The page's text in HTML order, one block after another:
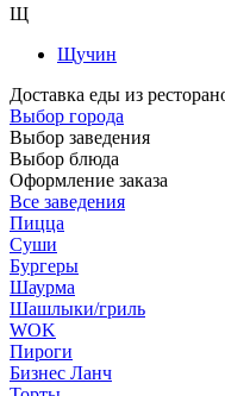
Щ
Щучин
Доставка еды из
Выбор города
Выбор заведения
Выбор блюда
Оформление заказа
Все заведения
Пицца
Суши
Бургеры
Шаурма
Шашлыки/гриль
WOK
Пироги
Бизнес Ланч